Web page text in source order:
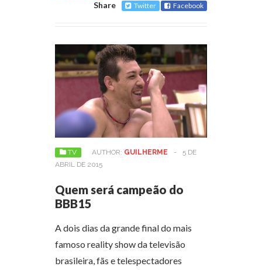
Share Twitter Facebook
TV AUTHOR: GUILHERME -
5 DE
ABRIL DE 2015
Quem será campeão do
BBB15
A dois dias da grande final do mais
famoso reality show da televisão
brasileira, fãs e telespectadores